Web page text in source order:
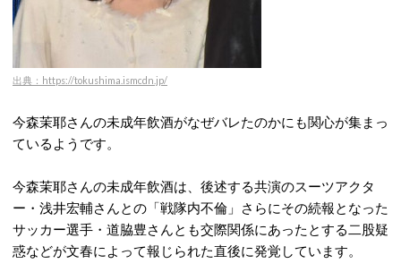
出典：https://tokushima.ismcdn.jp/
今森茉耶さんの未成年飲酒がなぜバレたのかにも関心が集まっ
ているようです。
今森茉耶さんの未成年飲酒は、後述する共演のスーツアクタ
ー・浅井宏輔さんとの「戦隊内不倫」さらにその続報となった
サッカー選手・道脇豊さんとも交際関係にあったとする二股疑
惑などが文春によって報じられた直後に発覚しています。